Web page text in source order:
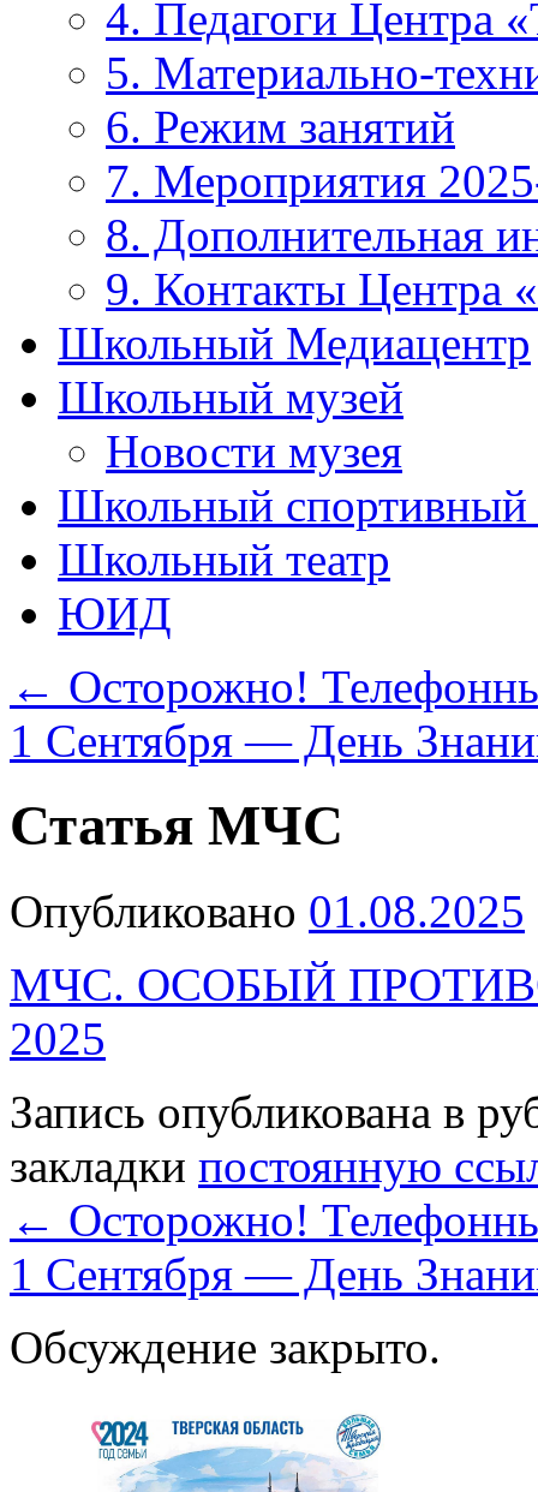
4. Педагоги Центра
5. Материально-
6. Режим занятий
7. Мероприятия
8. Дополнительная
9. Контакты Центра
Школьный Медиацентр
Школьный музей
Новости музея
Школьный спортивный
Школьный театр
ЮИД
← Осторожно!
1 Сентября — День
Статья МЧС
Опубликовано 01.08.2025
МЧС. ОСОБЫЙ
2025
Запись опубликована в
закладки постоянную
← Осторожно!
1 Сентября — День
Обсуждение закрыто.